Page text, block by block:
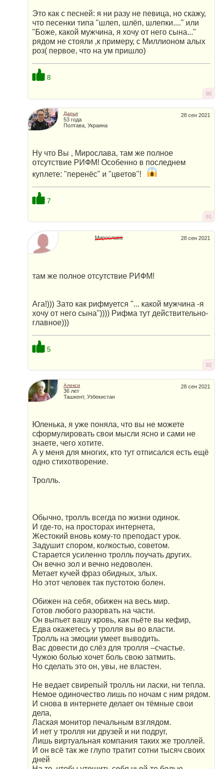
Это как с песней: я ни разу не певица, но скажу,
что песенки типа "шлеп, шлёп, шлепки...." или
"Боже, какой мужчина, я хочу от него сына..."
рядом не стояли ,к примеру, с Миллионом алых
роз( первое, что на ум пришло)
8
90
28 сен 2021
Дарья
53 года
Полтава, Украина
Ну что Вы , Мирослава, там же полное
отсутствие РИФМ! Особенно в последнем
куплете: "перенёс" и "цветов"!
7
91
28 сен 2021
Мирослава
там же полное отсутствие РИФМ!
Ага!))) Зато как рифмуется "... какой мужчина -я
хочу от него сына")))) Рифма тут действительно-
главное)))
5
92
28 сен 2021
Алекси
36 лет
Ташкент, Узбекистан
Юленька, я уже поняла, что вы не можете
сформулировать свои мысли ясно и сами не
знаете, чего хотите.
А у меня для многих, кто тут отписался есть ещё
одно стихотворение.
Тролль.
Обычно, тролль всегда по жизни одинок.
И где-то, на просторах интернета,
Жестокий вновь кому-то преподаст урок.
Задушит спором, колкостью, советом.
Старается усиленно тролль поучать других.
Он вечно зол и вечно недоволен.
Метает кучей фраз обидных, злых.
Но этот человек так пустотою болен.
Обижен на себя, обижен на весь мир.
Готов любого разорвать на части.
Он выпьет вашу кровь, как пьёте вы кефир,
Едва окажетесь у тролля вы во власти.
Тролль на эмоции умеет выводить.
Вас довести до слёз для тролля –счастье.
Чужою болью хочет боль свою затмить.
Но сделать это он, увы, не властен.
Не ведает свирепый тролль ни ласки, ни тепла.
Немое одиночество лишь по ночам с ним рядом.
И снова в интернете делает он тёмные свои
дела,
Лаская монитор печальным взглядом.
И нет у тролля ни друзей и ни подруг,
Лишь виртуальная компания таких же троллей.
И он всё так же глупо тратит сотни тысяч своих
дней